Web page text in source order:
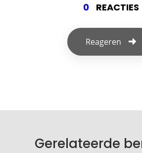
0 REACTIES
Reageren
Je e-mailadres wordt niet
Gerelateerde